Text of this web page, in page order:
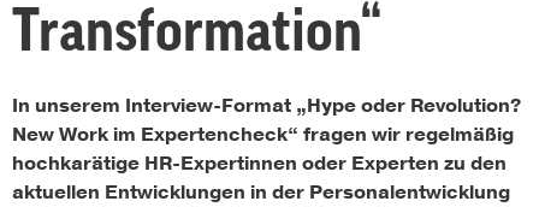
Transformation“
In unserem Interview-Format „Hype oder Revolution?
New Work im Expertencheck“ fragen wir regelmäßig
hochkarätige HR-Expertinnen oder Experten zu den
aktuellen Entwicklungen in der Personalentwicklung